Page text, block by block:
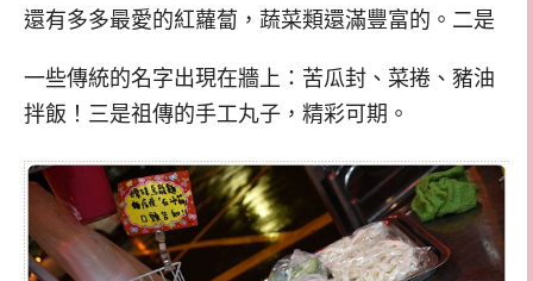
還有多多最愛的紅蘿蔔，蔬菜類還滿豐富的。二是
一些傳統的名字出現在牆上：苦瓜封、菜捲、豬油
拌飯！三是祖傳的手工丸子，精彩可期。